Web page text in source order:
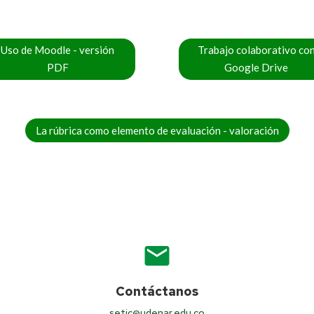
Uso de Moodle - versión
PDF
Trabajo colaborativo
Google Drive
La rúbrica como elemento de evaluación - valoración
mail
Contáctanos